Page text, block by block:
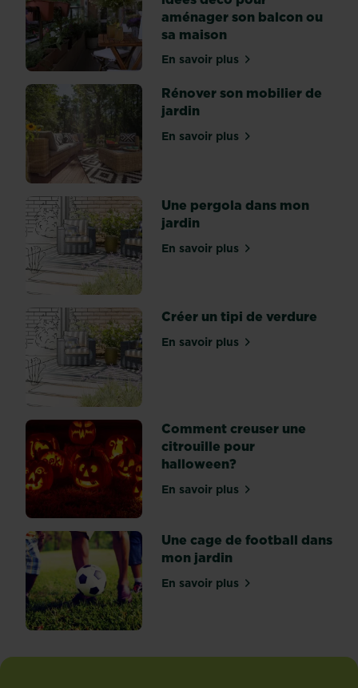
de
pays
atteignent
le
même
degré
de
perfectionnement
la
France.
Si
nos
propres
jardins
ressemblent
des
sanctuaires
dédiés
la
sérénité,
à
la
paix
et
à
aménager son balcon ou
sa maison
En savoir plussur Un jardin sans jardin :
Rénover son mobilier de
jardin
En savoir plussur Rénover son mobilier
Une pergola dans mon
jardin
En savoir plussur Une pergola dans
Créer un tipi de verdure
En savoir plussur Créer un tipi de
Comment creuser une
citrouille pour
halloween?
En savoir plussur Comment creuser
Une cage de football dans
mon jardin
En savoir plussur Une cage de football